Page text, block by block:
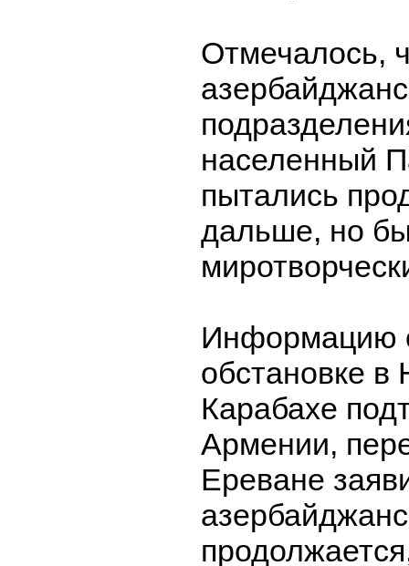
Отмечалось,
населенный
пытались
дальше, но
Информацию
обстановке в
Карабахе
Армении,
Ереване